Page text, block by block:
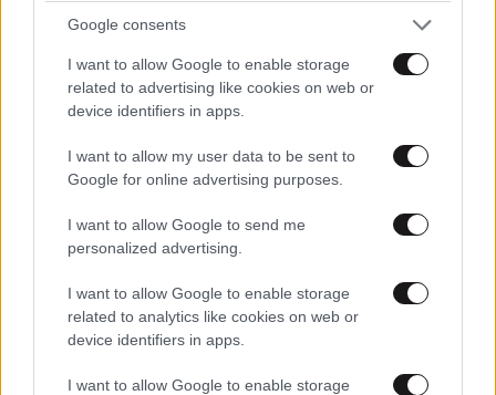
Google consents
I want to allow Google to enable storage
related to advertising like cookies on web or
device identifiers in apps.
I want to allow my user data to be sent to
Google for online advertising purposes.
I want to allow Google to send me
personalized advertising.
I want to allow Google to enable storage
related to analytics like cookies on web or
device identifiers in apps.
I want to allow Google to enable storage
TRENDING